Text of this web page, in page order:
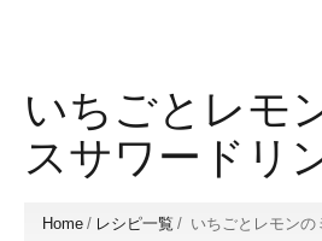
いちごとレモ
スサワードリ
Home / レシピ一覧 / いちごとレモンの